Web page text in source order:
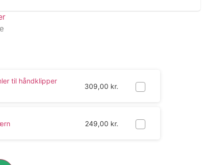
til håndklipper
309,00 kr.
249,00 kr.